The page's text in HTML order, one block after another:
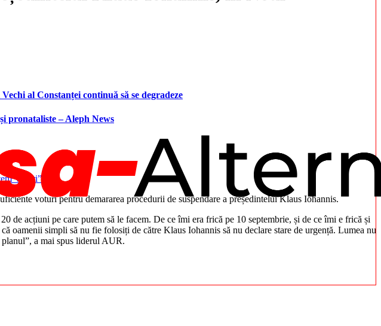
al Constanței continuă să se degradeze
pronataliste – Aleph News
voturi pentru demararea procedurii de suspendare a președintelui Klaus Iohannis.
de acțiuni pe care putem să le facem. De ce îmi era frică pe 10 septembrie, și de ce îmi e frică și
oamenii simpli să nu fie folosiți de către Klaus Iohannis să nu declare stare de urgență. Lumea nu
a mai spus liderul AUR.